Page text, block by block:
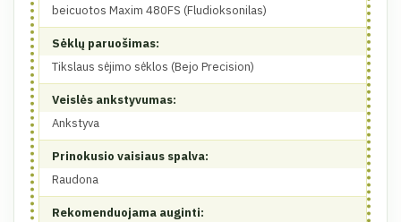
beicuotos Maxim 480FS (Fludioksonilas)
Sėklų paruošimas:
Tikslaus sėjimo sėklos (Bejo Precision)
Veislės ankstyvumas:
Ankstyva
Prinokusio vaisiaus spalva:
Raudona
Rekomenduojama auginti: